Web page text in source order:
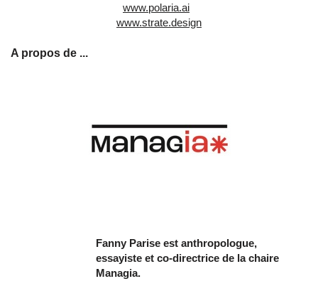
www.polaria.ai
www.strate.design
A propos de ...
Fanny Parise est anthropologue,
essayiste et co‑directrice de la chaire
Managia.